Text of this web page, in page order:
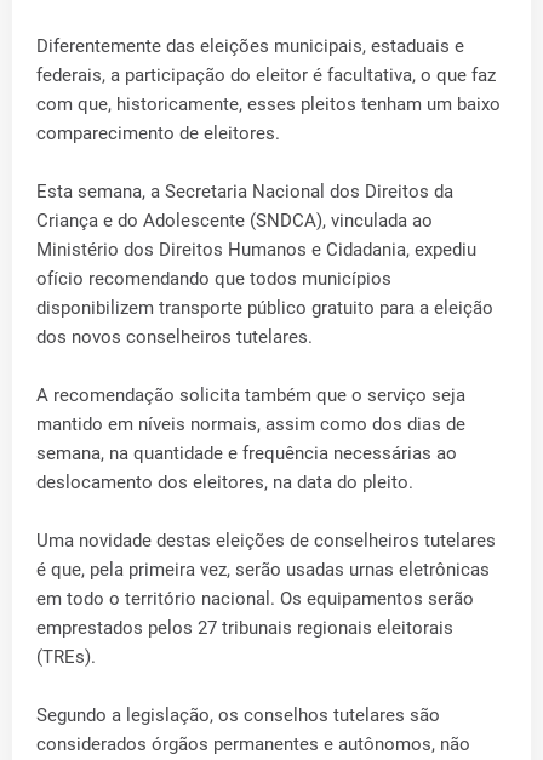
Diferentemente das eleições municipais, estaduais e
federais, a participação do eleitor é facultativa, o que faz
com que, historicamente, esses pleitos tenham um baixo
comparecimento de eleitores.
Esta semana, a Secretaria Nacional dos Direitos da
Criança e do Adolescente (SNDCA), vinculada ao
Ministério dos Direitos Humanos e Cidadania, expediu
ofício recomendando que todos municípios
disponibilizem transporte público gratuito para a eleição
dos novos conselheiros tutelares.
A recomendação solicita também que o serviço seja
mantido em níveis normais, assim como dos dias de
semana, na quantidade e frequência necessárias ao
deslocamento dos eleitores, na data do pleito.
Uma novidade destas eleições de conselheiros tutelares
é que, pela primeira vez, serão usadas urnas eletrônicas
em todo o território nacional. Os equipamentos serão
emprestados pelos 27 tribunais regionais eleitorais
(TREs).
Segundo a legislação, os conselhos tutelares são
considerados órgãos permanentes e autônomos, não